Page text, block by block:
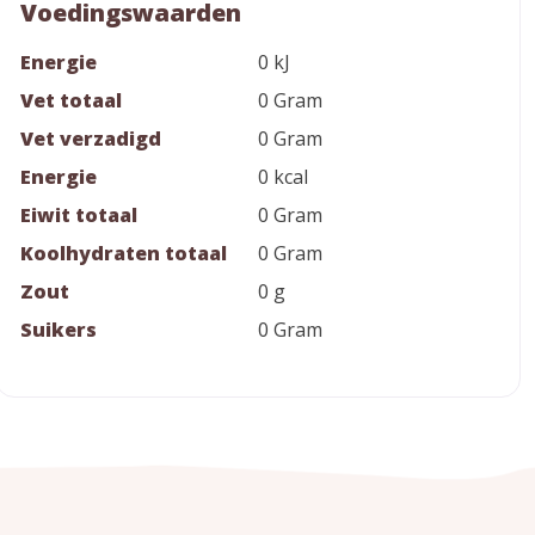
Voedingswaarden
Energie
0 kJ
Vet totaal
0 Gram
Vet verzadigd
0 Gram
Energie
0 kcal
Eiwit totaal
0 Gram
Koolhydraten totaal
0 Gram
Zout
0 g
Suikers
0 Gram